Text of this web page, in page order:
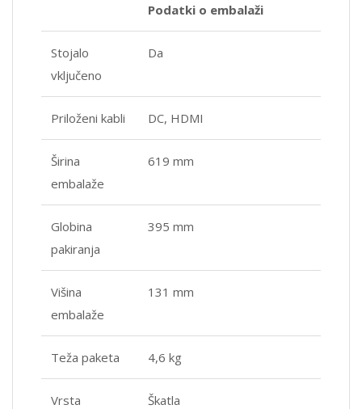
Podatki o embalaži
Stojalo
vključeno
Da
Priloženi kabli DC, HDMI
Širina
embalaže
619 mm
Globina
pakiranja
395 mm
Višina
embalaže
131 mm
Teža paketa 4,6 kg
Vrsta Škatla